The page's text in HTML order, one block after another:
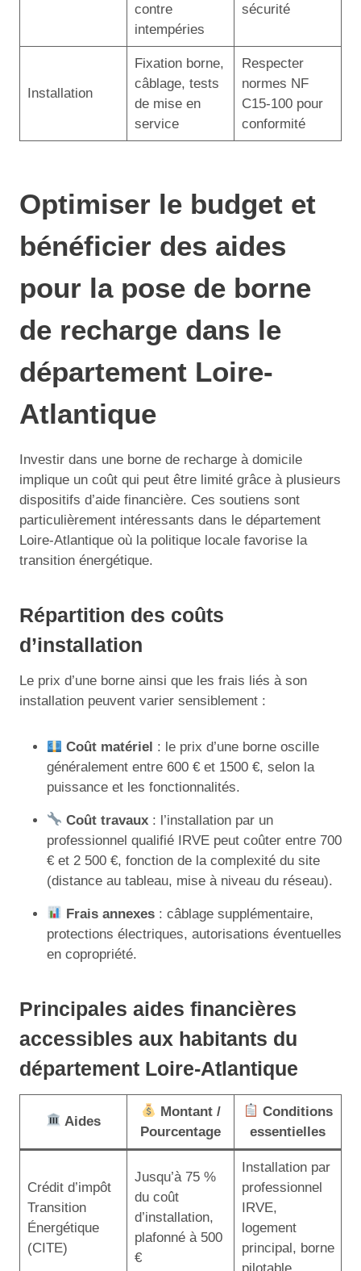
contre
intempéries
sécurité
Installation
Fixation borne,
câblage, tests
de mise en
service
Respecter
normes NF
C15-100 pour
conformité
Optimiser le budget et
bénéficier des aides
pour la pose de borne
de recharge dans le
département Loire-
Atlantique
Investir dans une borne de recharge à domicile
implique un coût qui peut être limité grâce à plusieurs
dispositifs d’aide financière. Ces soutiens sont
particulièrement intéressants dans le département
Loire-Atlantique où la politique locale favorise la
transition énergétique.
Répartition des coûts
d’installation
Le prix d’une borne ainsi que les frais liés à son
installation peuvent varier sensiblement :
Coût matériel : le prix d’une borne oscille
généralement entre 600 € et 1500 €, selon la
puissance et les fonctionnalités.
Coût travaux : l’installation par un
professionnel qualifié IRVE peut coûter entre 700
€ et 2 500 €, fonction de la complexité du site
(distance au tableau, mise à niveau du réseau).
Frais annexes : câblage supplémentaire,
protections électriques, autorisations éventuelles
en copropriété.
Principales aides financières
accessibles aux habitants du
département Loire-Atlantique
Aides
Montant /
Pourcentage
Conditions
essentielles
Crédit d’impôt
Transition
Énergétique
(CITE)
Jusqu’à 75 %
du coût
d’installation,
plafonné à 500
€
Installation par
professionnel
IRVE,
logement
principal, borne
pilotable